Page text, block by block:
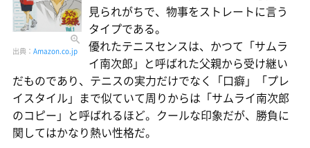
出典： Amazon.co.jp
見られがちで、物事をストレートに言う
タイプである。
優れたテニスセンスは、かつて「サムラ
イ南次郎」と呼ばれた父親から受け継い
だものであり、テニスの実力だけでなく「口癖」「プレ
イスタイル」まで似ていて周りからは「サムライ南次郎
のコピー」と呼ばれるほど。クールな印象だが、勝負に
関してはかなり熱い性格だ。